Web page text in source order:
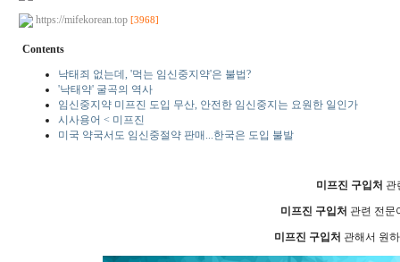
https://mifekorean.top [3968]
Contents
낙태죄 없는데, '먹는 임신중지약'은 불법?
'낙태약' 굴곡의 역사
임신중지약 미프진 도입 무산, 안전한 임신중지는 요원한 일인가
시사용어 < 미프진
미국 약국서도 임신중절약 판매...한국은 도입 불발
미프진 구입처 관
미프진 구입처 관련 전문
미프진 구입처 관해서 원